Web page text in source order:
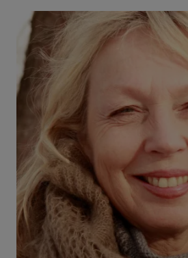
Bilde